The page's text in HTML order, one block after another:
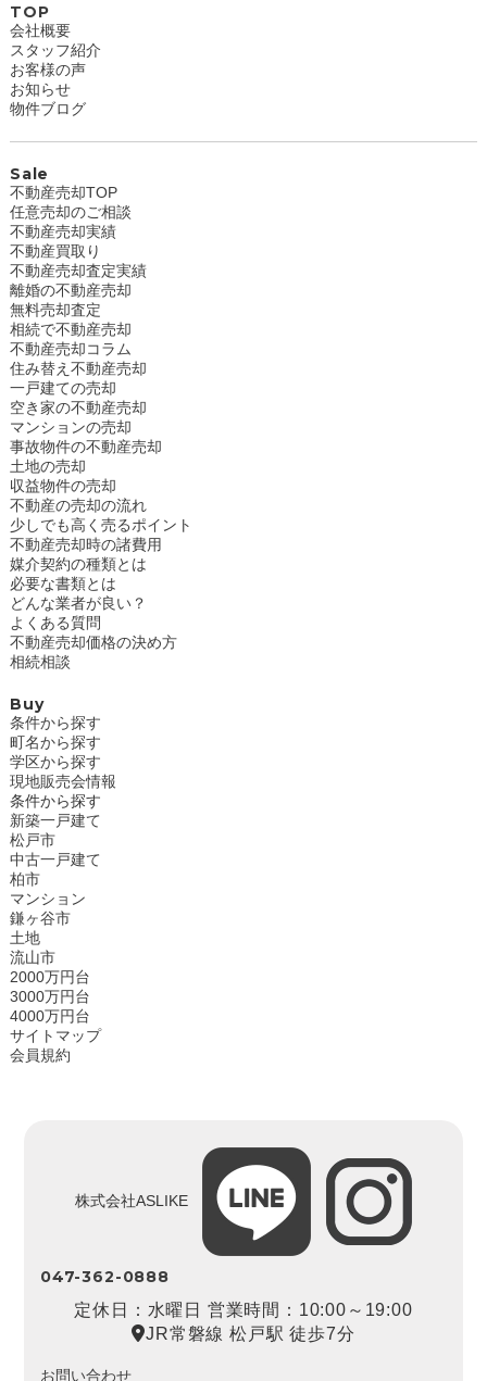
TOP
会社概要
スタッフ紹介
お客様の声
お知らせ
物件ブログ
Sale
不動産売却TOP
任意売却のご相談
不動産売却実績
不動産買取り
不動産売却査定実績
離婚の不動産売却
無料売却査定
相続で不動産売却
不動産売却コラム
住み替え不動産売却
一戸建ての売却
空き家の不動産売却
マンションの売却
事故物件の不動産売却
土地の売却
収益物件の売却
不動産の売却の流れ
少しでも高く売るポイント
不動産売却時の諸費用
媒介契約の種類とは
必要な書類とは
どんな業者が良い？
よくある質問
不動産売却価格の決め方
相続相談
Buy
条件から探す
町名から探す
学区から探す
現地販売会情報
条件から探す
新築一戸建て
松戸市
中古一戸建て
柏市
マンション
鎌ヶ谷市
土地
流山市
2000万円台
3000万円台
4000万円台
サイトマップ
会員規約
株式会社ASLIKE
047-362-0888
定休日：水曜日 営業時間：10:00～19:00
JR常磐線 松戸駅 徒歩7分
お問い合わせ